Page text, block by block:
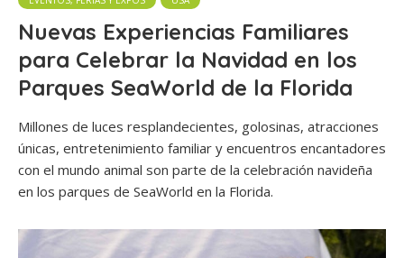
Nuevas Experiencias Familiares
para Celebrar la Navidad en los
Parques SeaWorld de la Florida
Millones de luces resplandecientes, golosinas, atracciones
únicas, entretenimiento familiar y encuentros encantadores
con el mundo animal son parte de la celebración navideña
en los parques de SeaWorld en la Florida.